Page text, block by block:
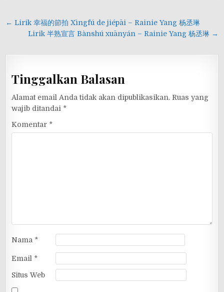
Navigasi
← Lirik 幸福的節拍 Xìngfú de jiépāi – Rainie Yang 杨丞琳
Lirik 半熟宣言 Bànshú xuānyán – Rainie Yang 杨丞琳 →
Tinggalkan Balasan
Alamat email Anda tidak akan dipublikasikan. Ruas yang
wajib ditandai *
Komentar *
Nama *
Email *
Situs Web